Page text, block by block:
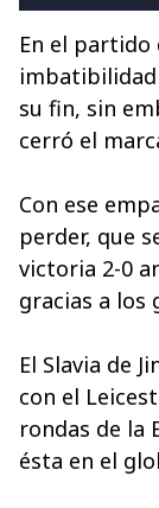
En el partido
imbatibilidad
su fin, sin
cerró el
Con ese
perder, que
victoria 2-0
gracias a los
El Slavia de
con el
rondas de la
ésta en el